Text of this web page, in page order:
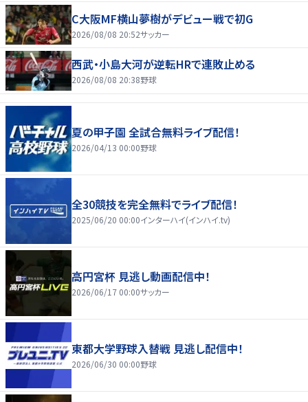
C大阪MF横山夢樹がデビュー戦で初G
2026/08/08 20:52サッカー
西武・小島大河が逆転HRで連敗止める
2026/08/08 20:38野球
夏の甲子園 全試合無料ライブ配信！
2026/04/13 00:00野球
全30競技を完全無料でライブ配信！
2025/06/20 00:00インターハイ(インハイ.tv)
高円宮杯 見逃し動画配信中！
2026/06/17 00:00サッカー
東都大学野球入替戦 見逃し配信中！
2026/06/30 00:00野球